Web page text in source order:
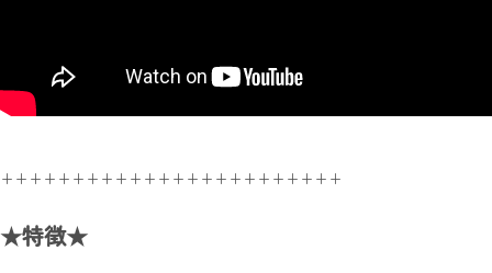
++++++++++++++++++++++++
★特徴★